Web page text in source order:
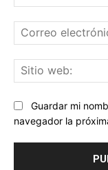
Guardar mi
navegador la